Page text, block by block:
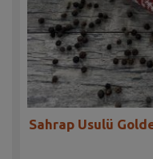
Sahrap Usulü